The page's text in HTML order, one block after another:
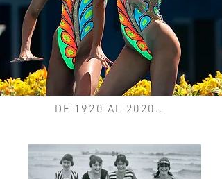
DE 1920 AL 2020...